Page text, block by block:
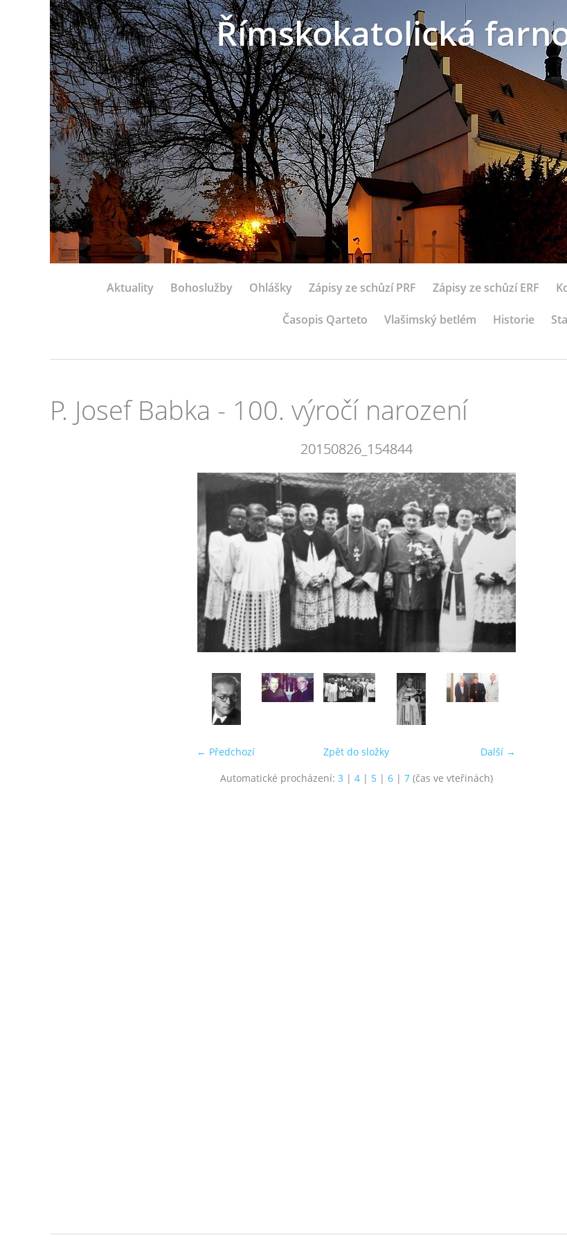
Římskokatolická
Aktuality Bohoslužby Ohlášky Zápisy ze schůzí PRF Zápisy ze schůzí ERF
Časopis Qarteto Vlašimský betlém Historie
P. Josef Babka - 100. výročí narození
20150826_154844
← Předchozí Další →
Zpět do složky
Automatické procházení: 3 | 4| 5| 6| 7(čas ve vteřinách)